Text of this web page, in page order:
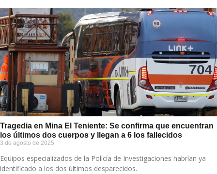
Tragedia en Mina El Teniente: Se confirma que encuentran
los últimos dos cuerpos y llegan a 6 los fallecidos
3 de agosto de 2025
Equipos especializados de la Policía de Investigaciones habrían ya
identificado a los dos últimos desparecidos.